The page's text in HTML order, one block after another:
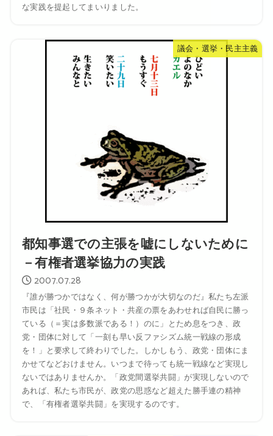
な実践を提起してまいりました。
議会・選挙・民主主義
都知事選での主張を嘘にしないために
－有権者選挙協力の実践
2007.07.28
『誰が勝つかではなく、何が勝つかが大切なのだ』私たち左派
市民は「社民・９条ネット・共産の票をあわせれば自民に勝っ
ている（＝実は多数派である！）のに」とため息をつき、政
党・団体に対して「一刻も早い反ファシズム統一戦線の形成
を！」と要求して終わりでした。しかしもう、政党・団体にま
かせてなどおけません。いつまで待っても統一戦線など実現し
ないではありませんか。「政党間選挙共闘」が実現しないので
あれば、私たち市民が、政党の思惑など超えた勝手連の精神
で、「有権者選挙共闘」を実現するのです。